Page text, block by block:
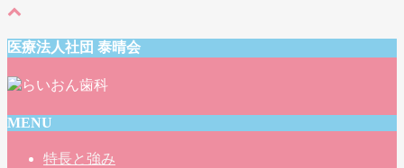
医療法人社団 泰晴会
MENU
特長と強み